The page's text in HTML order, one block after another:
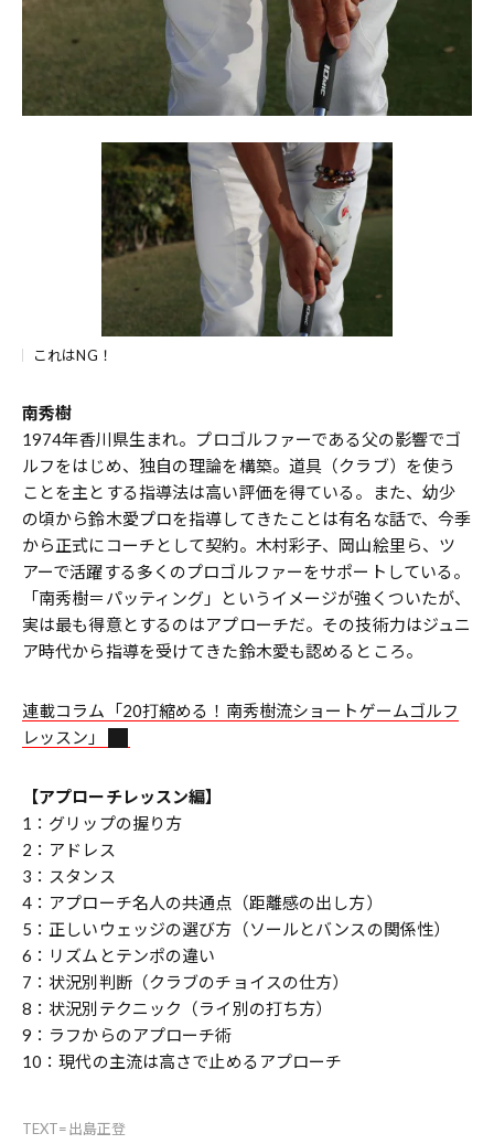
これはNG！
南秀樹
1974年香川県生まれ。プロゴルファーである父の影響でゴ
ルフをはじめ、独自の理論を構築。道具（クラブ）を使う
ことを主とする指導法は高い評価を得ている。また、幼少
の頃から鈴木愛プロを指導してきたことは有名な話で、今季
から正式にコーチとして契約。木村彩子、岡山絵里ら、ツ
アーで活躍する多くのプロゴルファーをサポートしている。
「南秀樹＝パッティング」というイメージが強くついたが、
実は最も得意とするのはアプローチだ。その技術力はジュニ
ア時代から指導を受けてきた鈴木愛も認めるところ。
連載コラム「20打縮める！南秀樹流ショートゲームゴルフ
レッスン」
【アプローチレッスン編】
1：グリップの握り方
2：アドレス
3：スタンス
4：アプローチ名人の共通点（距離感の出し方）
5：正しいウェッジの選び方（ソールとバンスの関係性）
6：リズムとテンポの違い
7：状況別判断（クラブのチョイスの仕方）
8：状況別テクニック（ライ別の打ち方）
9：ラフからのアプローチ術
10：現代の主流は高さで止めるアプローチ
TEXT=出島正登